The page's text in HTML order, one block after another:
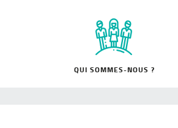
QUI SOMMES-NOUS ?